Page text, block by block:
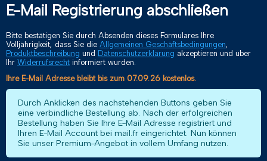
E-Mail Registrierung abschließen
Bitte bestätigen Sie durch Absenden dieses Formulares Ihre
Volljährigkeit, dass Sie die Allgemeinen Geschäftsbedingungen,
Produktbeschreibung und Datenschutzerklärung akzeptieren und über
Ihr Widerrufsrecht informiert wurden.
Ihre E-Mail Adresse bleibt bis zum 07.09.26 kostenlos.
Durch Anklicken des nachstehenden Buttons geben Sie
eine verbindliche Bestellung ab. Nach der erfolgreichen
Bestellung haben Sie Ihre E-Mail Adresse registriert und
Ihren E-Mail Account bei mail.fr eingerichtet. Nun können
Sie unser Premium-Angebot in vollem Umfang nutzen.